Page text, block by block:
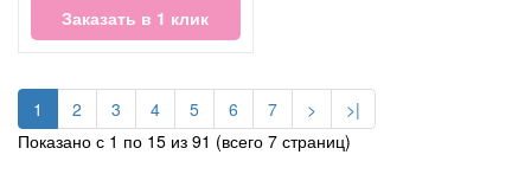
Заказать в 1 клик
1 2 3 4 5 6 7 >
>|
Показано с 1 по 15 из 91 (всего 7 страниц)